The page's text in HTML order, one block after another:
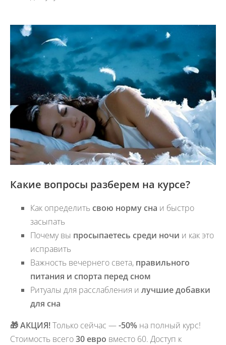
Какие вопросы разберем на курсе?
Как определить свою норму сна и быстро
засыпать
Почему вы просыпаетесь среди ночи и как это
исправить
Важность вечернего света, правильного
питания и спорта перед сном
Ритуалы для расслабления и лучшие добавки
для сна
🎁 АКЦИЯ!Только сейчас —-50% на полный курс!
Стоимость всего30 евро вместо 60. Доступ к